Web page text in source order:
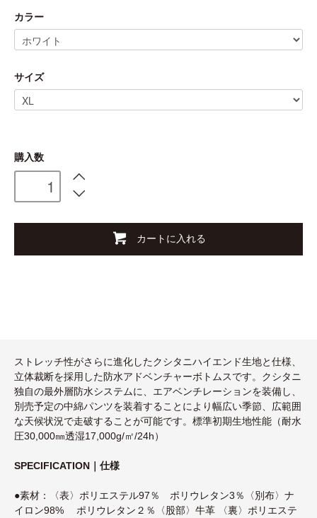
カラー
サイズ
購入数
カートに入れる
ストレッチ性がさらに進化したクシタニハイエンド生地と仕様、
立体裁断を採用した防水アドベンチャーボトムスです。クシタニ
独自の最外層防水システムに、エアベンチレーションを装備し、
別売予定の中綿パンツを装着することにより幅広い季節、広範囲
な天候状況で走破することが可能です。標準初期生地性能（耐水
圧30,000㎜透湿17,000g/㎡/24h）
SPECIFICATION｜仕様
●素材：〈表〉ポリエステル97％ ポリウレタン3％〈別布〉ナ
イロン98% ポリウレタン２％〈股部〉牛革 〈裏〉ポリエステ